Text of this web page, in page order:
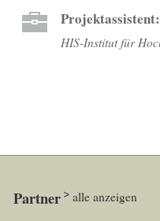
HIS-Institut für
Partner alle anzeigen